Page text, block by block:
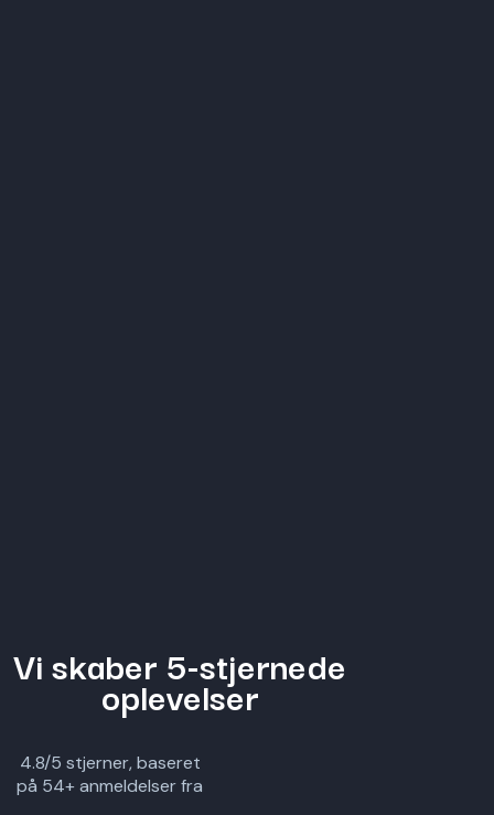
Vi skaber 5-stjernede
oplevelser
4.8/5 stjerner, baseret
på 54+ anmeldelser fra